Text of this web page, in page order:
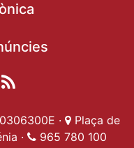
Dénia
Ajuntament
de Dénia
Ajuntament de
Dénia
Actualitat
Ajuntament
·
Plaça de
·
965 780 100